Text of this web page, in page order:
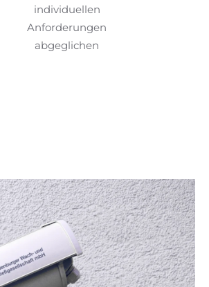
individuellen
Anforderungen
abgeglichen